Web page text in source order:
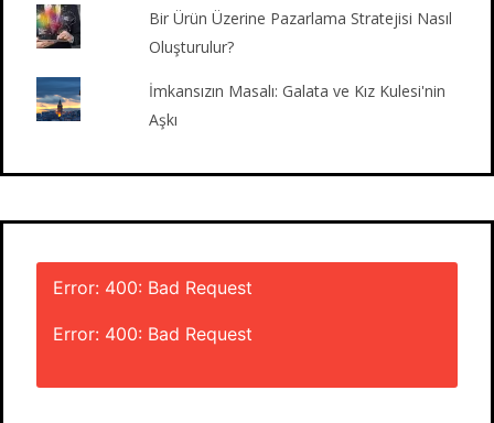
Bir Ürün Üzerine Pazarlama Stratejisi Nasıl
Oluşturulur?
İmkansızın Masalı: Galata ve Kız Kulesi'nin
Aşkı
Error: 400: Bad Request
Error: 400: Bad Request